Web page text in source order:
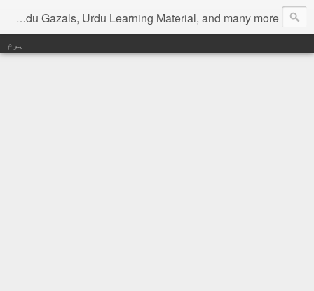
Digital Urdu Magazine to represent Urdu Literature, Urdu News, Health related materials, various function news of Urdu, Beauty tips, Kitchen tips, Urdu Poetry, Urdu Gazals, Urdu Learning Material, and many more.
ہوم